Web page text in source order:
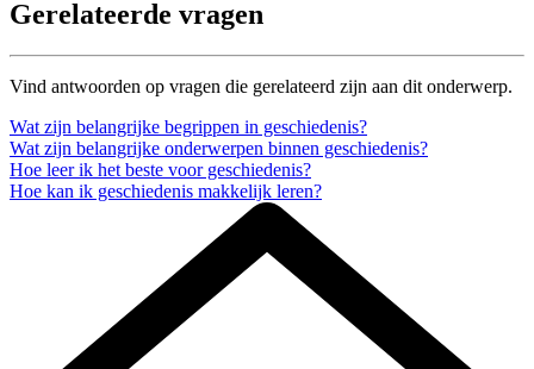
Gerelateerde vragen
Vind antwoorden op vragen die gerelateerd zijn aan dit onderwerp.
Wat zijn belangrijke begrippen in geschiedenis?
Wat zijn belangrijke onderwerpen binnen geschiedenis?
Hoe leer ik het beste voor geschiedenis?
Hoe kan ik geschiedenis makkelijk leren?